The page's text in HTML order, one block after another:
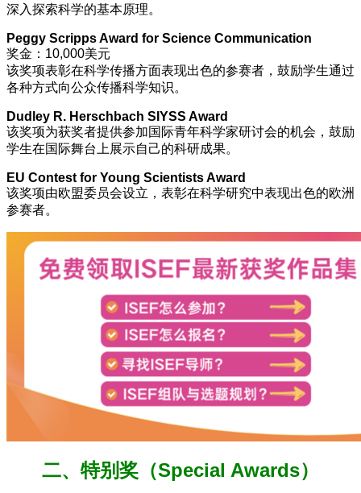
深入探索科学的基本原理。
Peggy Scripps Award for Science Communication
奖金：10,000美元
该奖项表彰在科学传播方面表现出色的参赛者，鼓励学生通过
各种方式向公众传播科学知识。
Dudley R. Herschbach SIYSS Award
该奖项为获奖者提供参加国际青年科学家研讨会的机会，鼓励
学生在国际舞台上展示自己的科研成果。
EU Contest for Young Scientists Award
该奖项由欧盟委员会设立，表彰在科学研究中表现出色的欧洲
参赛者。
二、特别奖（Special Awards）